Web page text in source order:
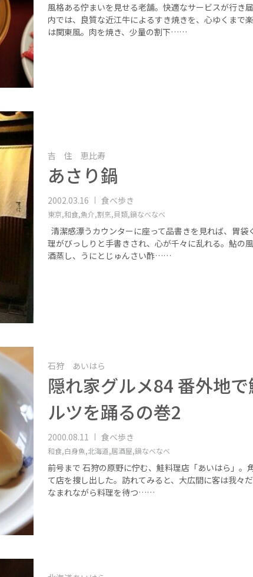
風格ある佇まいを見せる老舗。快適なサービスが行き
内では、良質な近江牛によるすき焼きを、心ゆくまで
は関東風。肉を焼き、少量の割下……
吉 住 恵比寿
あさり鍋
2002.03.16 食べ歩き
東京,和食,魚介,割烹,貝類,鍋なべなべ
清潔感漂うカウンターに座って品書きを見れば、胃袋
理がびっしりと手書きされ、心が千々に乱れる。鮎の
酒蒸し、うにとじゅんさい酢……
石狩 あいはら
隠れ家グルメ84 番外地
ルツを踊るの巻2
2000.08.11 食べ歩き
和食,白身魚,北海道,居酒屋,鍋なべなべ
前号まで 石狩の原野に佇む、鮭料理店「あいはら」。
て店を捜し出した。訪れてみると、大広間に客は我々
なまれながら料理を待つ……